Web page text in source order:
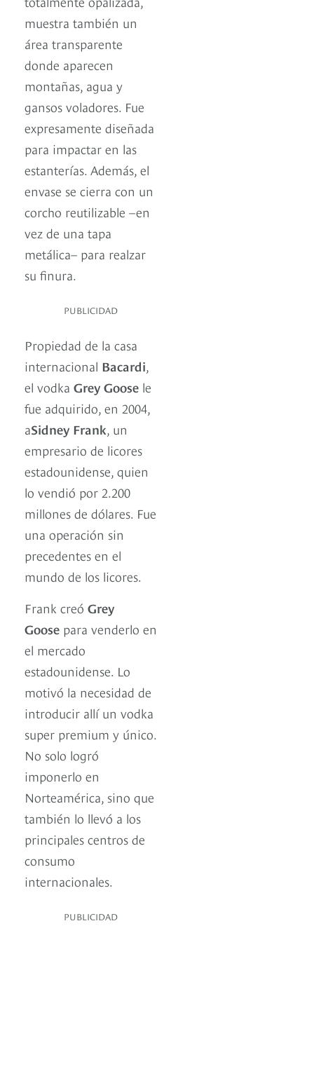
muestra también un
área transparente
donde aparecen
montañas, agua y
gansos voladores. Fue
expresamente diseñada
para impactar en las
estanterías. Además, el
envase se cierra con un
corcho reutilizable –en
vez de una tapa
metálica– para realzar
su finura.
PUBLICIDAD
Propiedad de la casa
internacional Bacardi,
el vodka Grey Goose le
fue adquirido, en 2004,
aSidney Frank, un
empresario de licores
estadounidense, quien
lo vendió por 2.200
millones de dólares. Fue
una operación sin
precedentes en el
mundo de los licores.
Frank creó Grey
Goose para venderlo en
el mercado
estadounidense. Lo
motivó la necesidad de
introducir allí un vodka
super premium y único.
No solo logró
imponerlo en
Norteamérica, sino que
también lo llevó a los
principales centros de
consumo
internacionales.
PUBLICIDAD